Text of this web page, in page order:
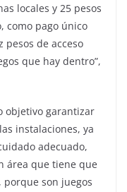
locales y 25 pesos
como pago único
pesos de acceso
que hay dentro”,
objetivo garantizar
instalaciones, ya
adecuado,
área que tiene que
son juegos